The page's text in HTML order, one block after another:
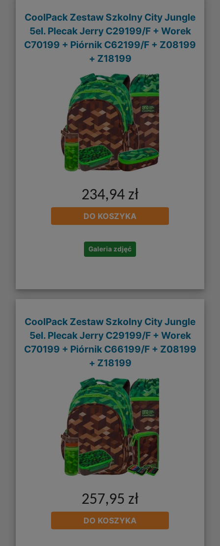
CoolPack Zestaw Szkolny City Jungle
5el. Plecak Jerry C29199/F + Worek
C70199 + Piórnik C62199/F + Z08199
+ Z18199
234,94 zł
DO KOSZYKA
Galeria zdjęć
CoolPack Zestaw Szkolny City Jungle
5el. Plecak Jerry C29199/F + Worek
C70199 + Piórnik C66199/F + Z08199
+ Z18199
257,95 zł
DO KOSZYKA